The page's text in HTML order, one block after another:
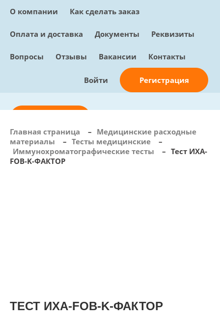
О компании Как сделать заказ
Оплата и доставка Документы Реквизиты
Вопросы Отзывы Вакансии Контакты
Войти Регистрация
info@sunmed.ru
Пн – Пт: с 10:00 - 18:00
Главная страница – Медицинские расходные
материалы
– Тесты медицинские
–
Иммунохроматографические тесты
– Тест ИХА-
FOB-K-ФАКТОР
ТЕСТ ИХА-FOB-K-ФАКТОР